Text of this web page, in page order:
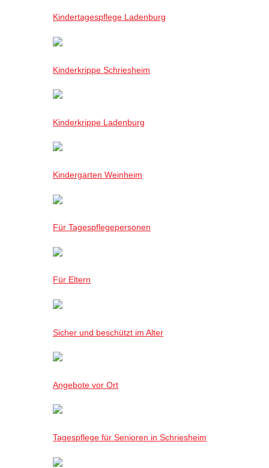
Kindertagespflege Ladenburg
Kinderkrippe Schriesheim
Kinderkrippe Ladenburg
Kindergarten Weinheim
Für Tagespflegepersonen
Für Eltern
Sicher und beschützt im Alter
Angebote vor Ort
Tagespflege für Senioren in Schriesheim